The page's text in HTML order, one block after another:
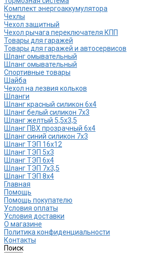
Комплект энергоаккумулятора
Чехлы
Чехол защитный
Чехол рычага переключателя КПП
Товары для гаражей
Товары для гаражей и автосервисов
Шланг омывательный
Шланг омывательный
Спортивные товары
Шайба
Чехол на лезвия кольков
Шланги
Шланг красный силикон 6х4
Шланг белый силикон 7х3
Шланг желтый 5,5х3,5
Шланг ПВХ прозрачный 6х4
Шланг синий силикон 7х3
Шланг ТЭП 16х12
Шланг ТЭП 5х3
Шланг ТЭП 6х4
Шланг ТЭП 7х3,5
Шланг ТЭП 8х4
Главная
Помощь
Помощь покупателю
Условия оплаты
Условия доставки
О магазине
Политика конфиденциальности
Контакты
Поиск